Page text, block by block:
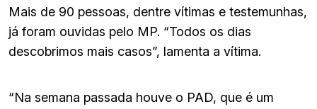
Mais de 90 pessoas, dentre vítimas e testemunhas,
já foram ouvidas pelo MP. “Todos os dias
descobrimos mais casos”, lamenta a vítima.
“Na semana passada houve o PAD, que é um